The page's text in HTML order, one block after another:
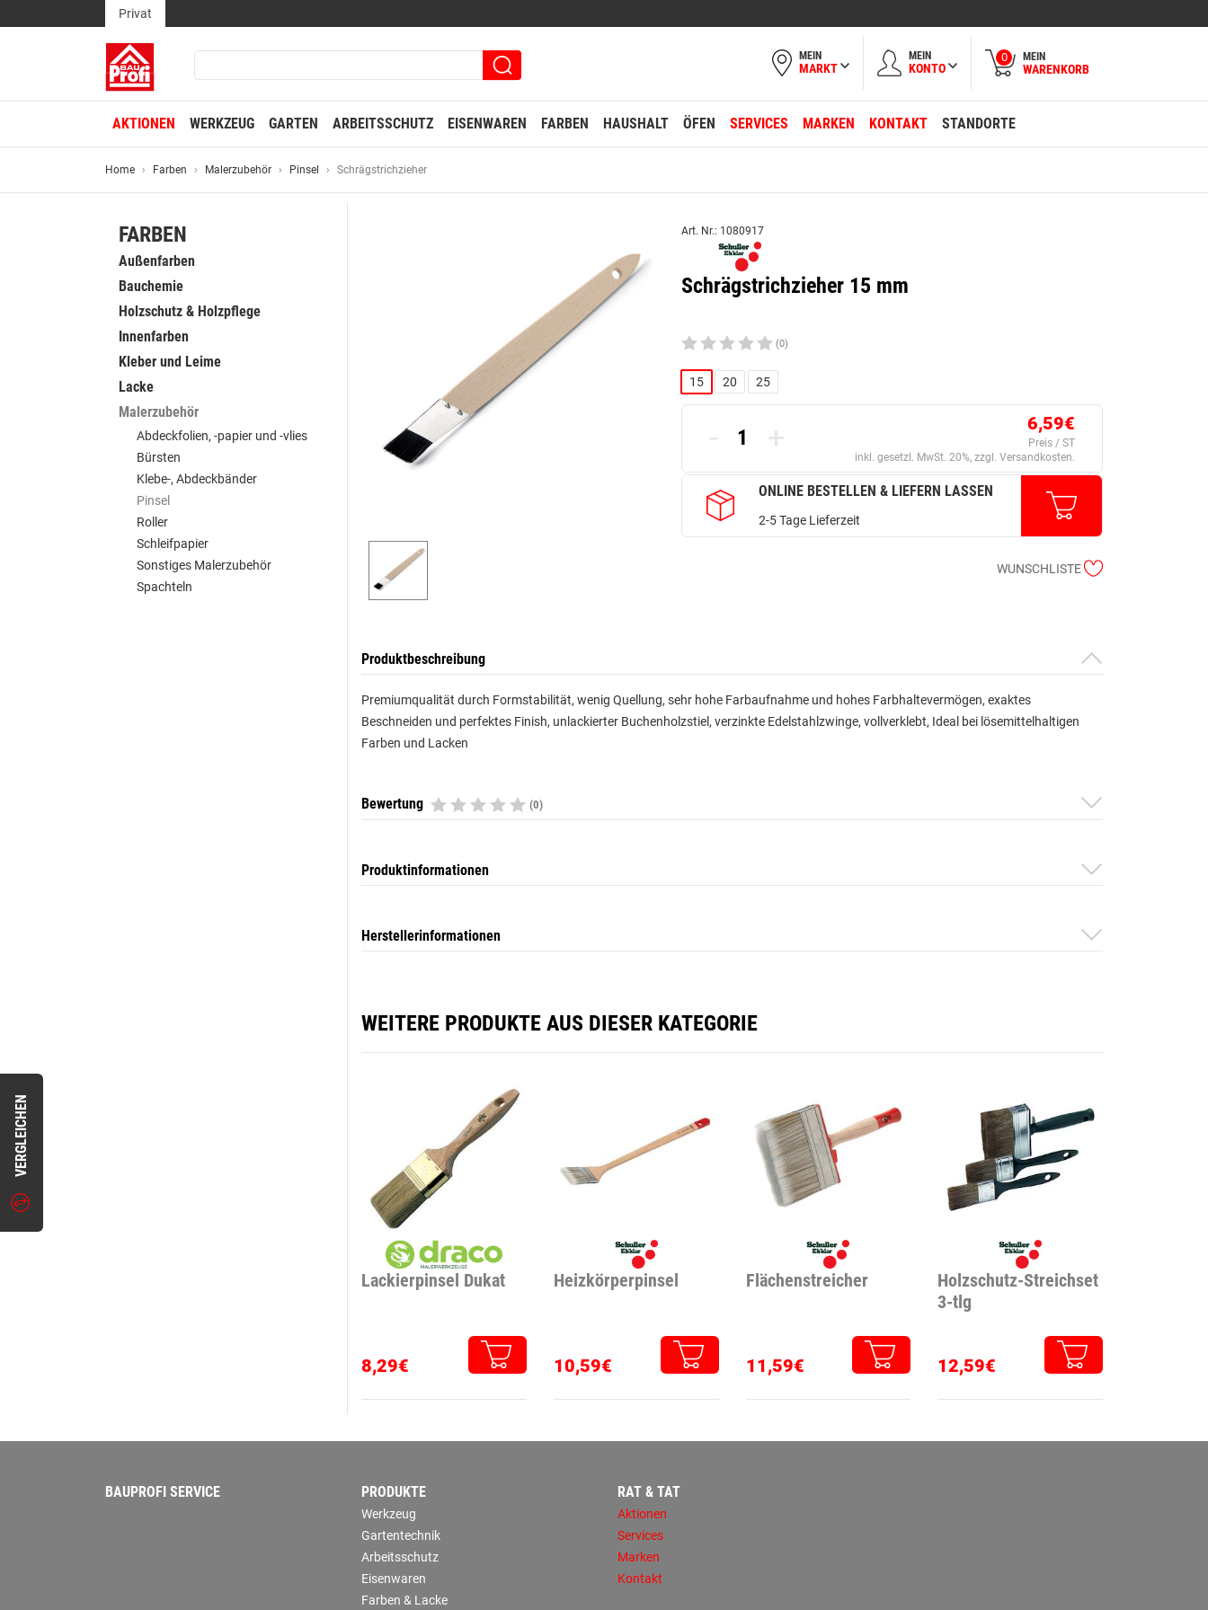
VERGLEICHEN
Privat
MEIN
MARKT
MEIN
KONTO
0 MEIN
WARENKORB
AKTIONEN WERKZEUG GARTEN ARBEITSSCHUTZ EISENWAREN FARBEN HAUSHALT ÖFEN SERVICES MARKEN KONTAKT STANDORTE
Home Farben Malerzubehör Pinsel Schrägstrichzieher
FARBEN
Außenfarben
Bauchemie
Holzschutz & Holzpflege
Innenfarben
Kleber und Leime
Lacke
Malerzubehör
Abdeckfolien, -papier und -vlies
Bürsten
Klebe-, Abdeckbänder
Pinsel
Roller
Schleifpapier
Sonstiges Malerzubehör
Spachteln
Art. Nr.: 1080917
Schrägstrichzieher 15 mm
(0)
15 20 25
- + 6,59€
Preis / ST
inkl. gesetzl. MwSt. 20%, zzgl. Versandkosten.
ONLINE BESTELLEN & LIEFERN LASSEN
2-5 Tage Lieferzeit
WUNSCHLISTE
Produktbeschreibung
Premiumqualität durch Formstabilität, wenig Quellung, sehr hohe Farbaufnahme und hohes Farbhaltevermögen, exaktes
Beschneiden und perfektes Finish, unlackierter Buchenholzstiel, verzinkte Edelstahlzwinge, vollverklebt, Ideal bei lösemittelhaltigen
Farben und Lacken
Bewertung (0)
Produktinformationen
Herstellerinformationen
WEITERE PRODUKTE AUS DIESER KATEGORIE
Lackierpinsel Dukat
8,29€
Heizkörperpinsel
10,59€
Flächenstreicher
11,59€
Holzschutz-Streichset
3-tlg
12,59€
BAUPROFI SERVICE PRODUKTE
Werkzeug
Gartentechnik
Arbeitsschutz
Eisenwaren
Farben & Lacke
RAT & TAT
Aktionen
Services
Marken
Kontakt